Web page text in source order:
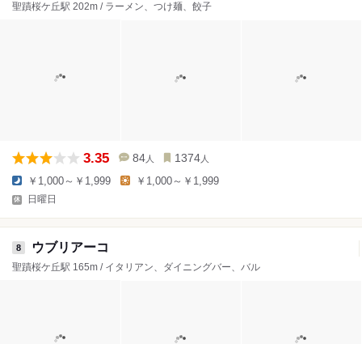
聖蹟桜ケ丘駅 202m / ラーメン、つけ麺、餃子
3.35 84 人 1374 人
￥1,000～￥1,999 ￥1,000～￥1,999
日曜日
8 ウブリアーコ
聖蹟桜ケ丘駅 165m / イタリアン、ダイニングバー、バル